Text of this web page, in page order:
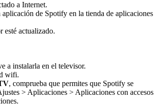
a Internet.
de Spotify en la tienda de aplicaciones
esté actualizado.
a instalarla en el televisor.
wifi.
, comprueba que permites que Spotify se
> Aplicaciones > Aplicaciones con accesos